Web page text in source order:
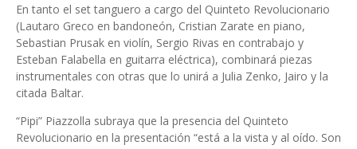
En tanto el set tanguero a cargo del Quinteto Revolucionario
(Lautaro Greco en bandoneón, Cristian Zarate en piano,
Sebastian Prusak en violín, Sergio Rivas en contrabajo y
Esteban Falabella en guitarra eléctrica), combinará piezas
instrumentales con otras que lo unirá a Julia Zenko, Jairo y la
citada Baltar.
“Pipi” Piazzolla subraya que la presencia del Quinteto
Revolucionario en la presentación “está a la vista y al oído. Son